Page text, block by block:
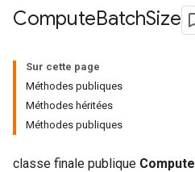
ComputeBatchSize
Sur cette page
Méthodes publiques
Méthodes héritées
Méthodes publiques
classe finale publique